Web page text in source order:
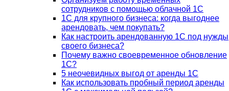
сотрудников с помощью облачной 1С
1С для крупного бизнеса: когда выгоднее
арендовать, чем покупать?
Как настроить арендованную 1С под нужды
своего бизнеса?
Почему важно своевременное обновление
1С?
5 неочевидных выгод от аренды 1С
Как использовать пробный период аренды